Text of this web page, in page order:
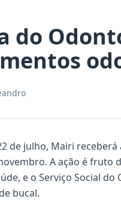
do
de julho, Mairi
A ação é fruto
e o Serviço Social
bucal.